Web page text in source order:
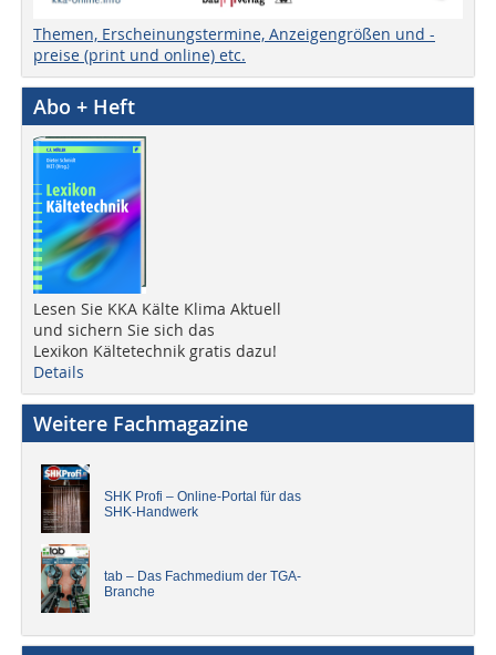
Themen, Erscheinungstermine, Anzeigengrößen und -
preise (print und online) etc.
Abo + Heft
Lesen Sie KKA Kälte Klima Aktuell
und sichern Sie sich das
Lexikon Kältetechnik gratis dazu!
Details
Weitere Fachmagazine
SHK Profi – Online-Portal für das
SHK-Handwerk
tab – Das Fachmedium der TGA-
Branche